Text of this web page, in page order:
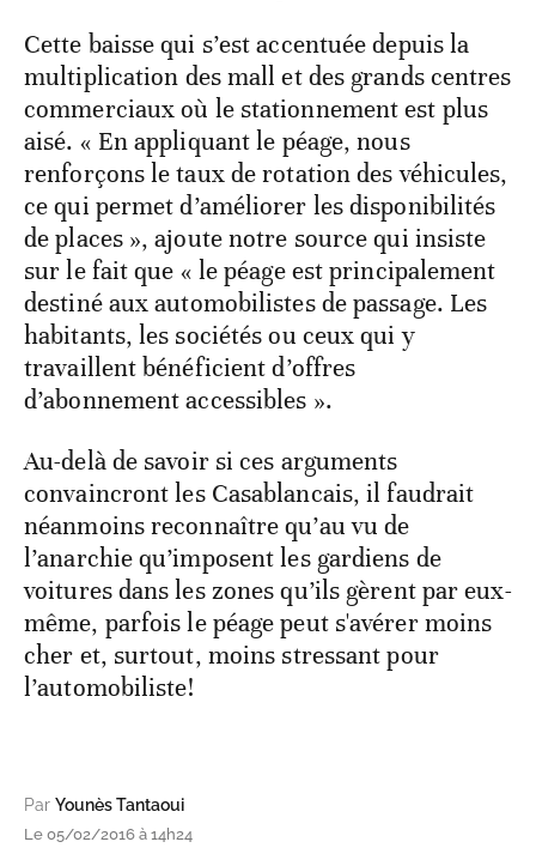
Cette baisse qui s’est accentuée depuis la
multiplication des mall et des grands centres
commerciaux où le stationnement est plus
aisé. « En appliquant le péage, nous
renforçons le taux de rotation des véhicules,
ce qui permet d’améliorer les disponibilités
de places », ajoute notre source qui insiste
sur le fait que « le péage est principalement
destiné aux automobilistes de passage. Les
habitants, les sociétés ou ceux qui y
travaillent bénéficient d’offres
d’abonnement accessibles ».
Au-delà de savoir si ces arguments
convaincront les Casablancais, il faudrait
néanmoins reconnaître qu’au vu de
l’anarchie qu’imposent les gardiens de
voitures dans les zones qu’ils gèrent par eux-
même, parfois le péage peut s'avérer moins
cher et, surtout, moins stressant pour
l’automobiliste!
Par Younès Tantaoui
Le 05/02/2016 à 14h24